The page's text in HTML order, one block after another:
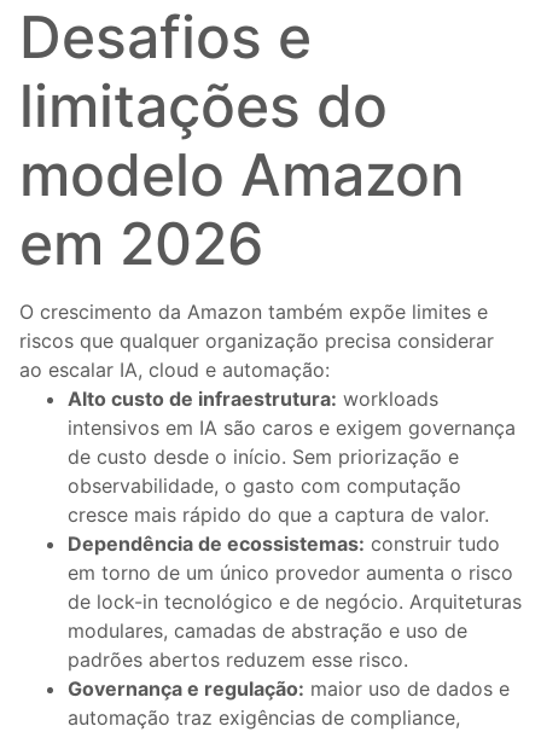
Desafios e
limitações do
modelo Amazon
em 2026
O crescimento da Amazon também expõe limites e
riscos que qualquer organização precisa considerar
ao escalar IA, cloud e automação:
Alto custo de infraestrutura: workloads
intensivos em IA são caros e exigem governança
de custo desde o início. Sem priorização e
observabilidade, o gasto com computação
cresce mais rápido do que a captura de valor.
Dependência de ecossistemas: construir tudo
em torno de um único provedor aumenta o risco
de lock-in tecnológico e de negócio. Arquiteturas
modulares, camadas de abstração e uso de
padrões abertos reduzem esse risco.
Governança e regulação: maior uso de dados e
automação traz exigências de compliance,